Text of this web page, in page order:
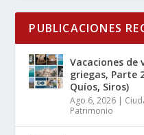
PUBLICACIONES
Vacaciones de
griegas, Parte
Quíos, Siros)
Ago 6, 2026 |
Patrimonio